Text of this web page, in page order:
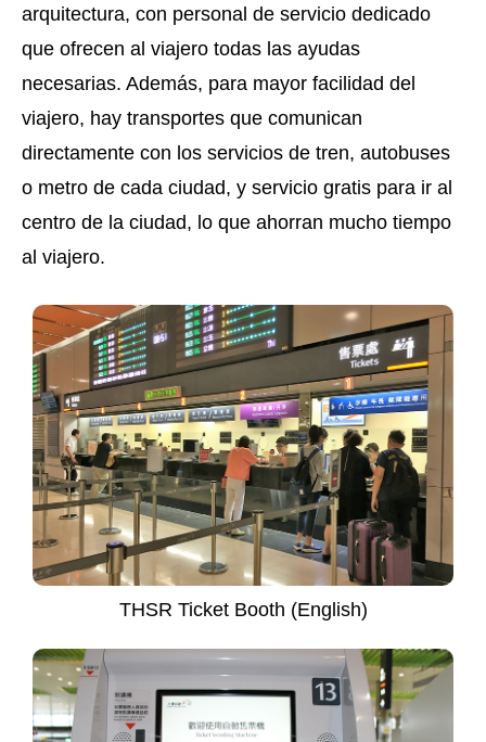
arquitectura, con personal de servicio dedicado
que ofrecen al viajero todas las ayudas
necesarias. Además, para mayor facilidad del
viajero, hay transportes que comunican
directamente con los servicios de tren, autobuses
o metro de cada ciudad, y servicio gratis para ir al
centro de la ciudad, lo que ahorran mucho tiempo
al viajero.
THSR Ticket Booth (English)